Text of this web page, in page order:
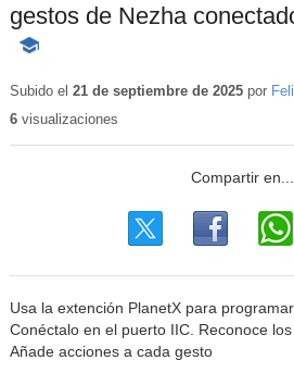
gestos de Nezha
-
educativo
Subido el 21 de septiembre de 2025por
6visualizaciones
Usa la extención PlanetX para
Conéctalo en el puerto IIC. Reconoce
Añade acciones a cada gesto